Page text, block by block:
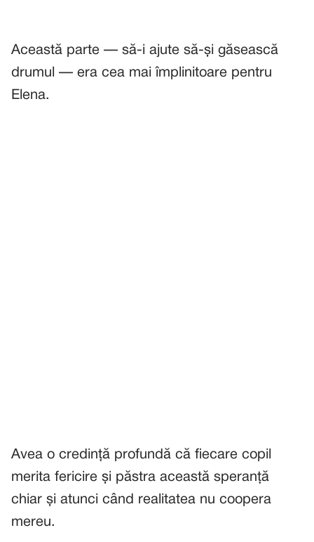
Această parte — să-i ajute să-și găsească
drumul — era cea mai împlinitoare pentru
Elena.
Avea o credință profundă că fiecare copil
merita fericire și păstra această speranță
chiar și atunci când realitatea nu coopera
mereu.